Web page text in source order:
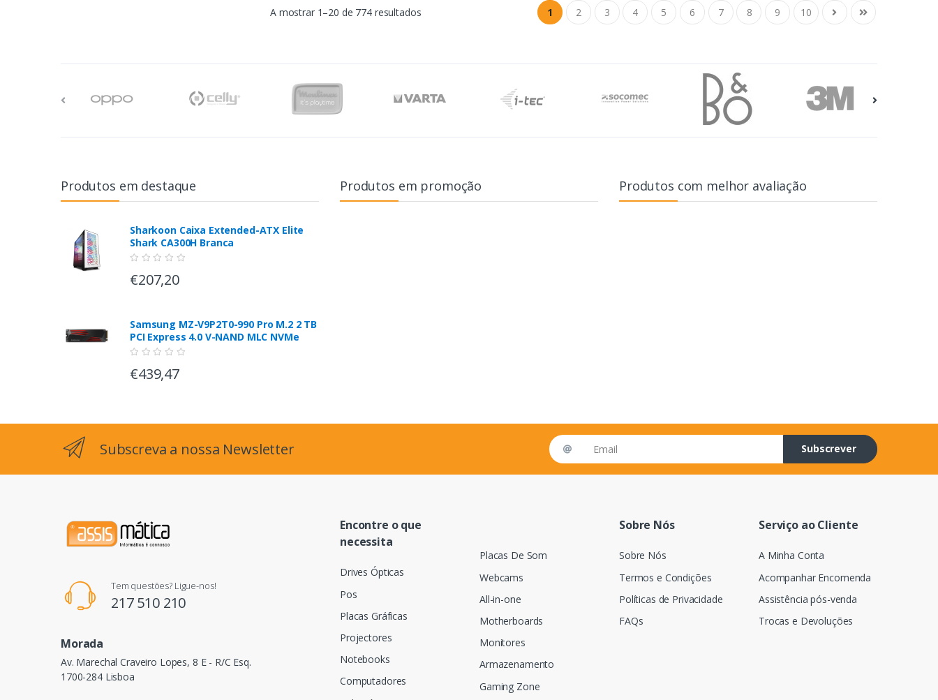
A mostrar 1–20 de 774 resultados 1 2 3 4 5 6 7 8 9 10
Produtos em destaque
Sharkoon Caixa Extended-ATX Elite
Shark CA300H Branca
€207,20
Samsung MZ-V9P2T0-990 Pro M.2 2 TB
PCI Express 4.0 V-NAND MLC NVMe
€439,47
Produtos em promoção Produtos com melhor avaliação
Subscreva a nossa Newsletter Email address
Subscrever
Tem questões? Ligue-nos!
217 510 210
Morada
Av. Marechal Craveiro Lopes, 8 E - R/C Esq.
1700-284 Lisboa
Encontre o que
necessita
Drives Ópticas
Pos
Placas Gráficas
Projectores
Notebooks
Computadores
Placas De Som
Webcams
All-in-one
Motherboards
Monitores
Armazenamento
Gaming Zone
Sobre Nós
Sobre Nós
Termos e Condições
Políticas de Privacidade
FAQs
Serviço ao Cliente
A Minha Conta
Acompanhar Encomenda
Assistência pós-venda
Trocas e Devoluções